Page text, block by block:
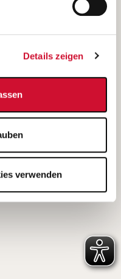
Details zeigen
verwenden